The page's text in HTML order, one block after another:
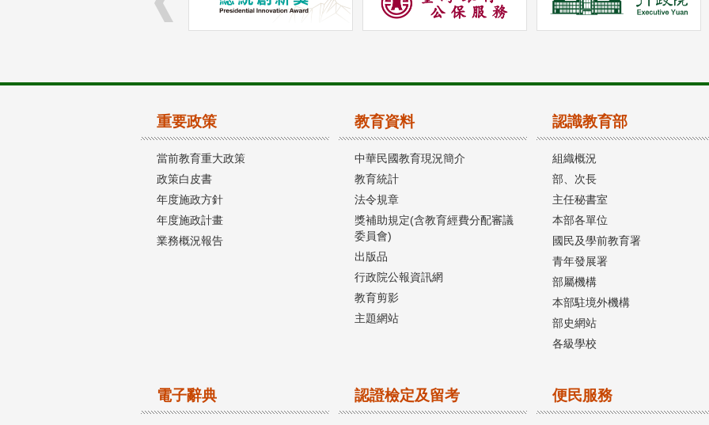
重要政策
當前教育重大政策
政策白皮書
年度施政方針
年度施政計畫
業務概況報告
教育資料
中華民國教育現況簡介
教育統計
法令規章
獎補助規定(含教育經費分配審議
委員會)
出版品
行政院公報資訊網
教育剪影
主題網站
認識教育部
組織概況
部、次長
主任秘書室
本部各單位
國民及學前教育署
青年發展署
部屬機構
本部駐境外機構
部史網站
各級學校
電子辭典 認證檢定及留考 便民服務